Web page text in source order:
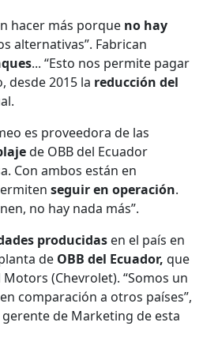
hacer más porque no hay
alternativas”. Fabrican
... “Esto nos permite pagar
desde 2015 la reducción del
es proveedora de las
de OBB del Ecuador
Con ambos están en
seguir en operación.
no hay nada más”.
producidas en el país en
de OBB del Ecuador, que
(Chevrolet). “Somos un
en comparación a otros países”,
de Marketing de esta